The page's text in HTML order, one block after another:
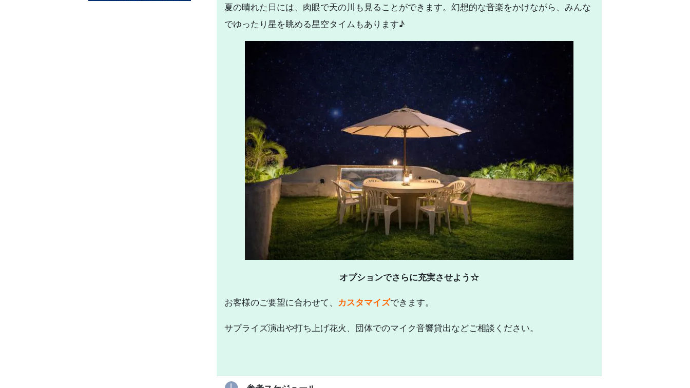
夏の晴れた日には、肉眼で天の川も見ることができます。幻想的な音楽をかけながら、みんな
でゆったり星を眺める星空タイムもあります♪
オプションでさらに充実させよう☆
お客様のご要望に合わせて、 カスタマイズできます。
サプライズ演出や打ち上げ花火、団体でのマイク音響貸出などご相談ください。